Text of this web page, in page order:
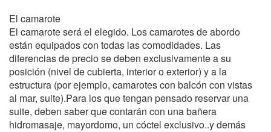
El camarote
El camarote será el elegido. Los camarotes de abordo
están equipados con todas las comodidades. Las
diferencias de precio se deben exclusivamente a su
posición (nivel de cubierta, interior o exterior) y a la
estructura (por ejemplo, camarotes con balcón con vistas
al mar, suite).Para los que tengan pensado reservar una
suite, deben saber que contarán con una bañera
hidromasaje, mayordomo, un cóctel exclusivo..y demás